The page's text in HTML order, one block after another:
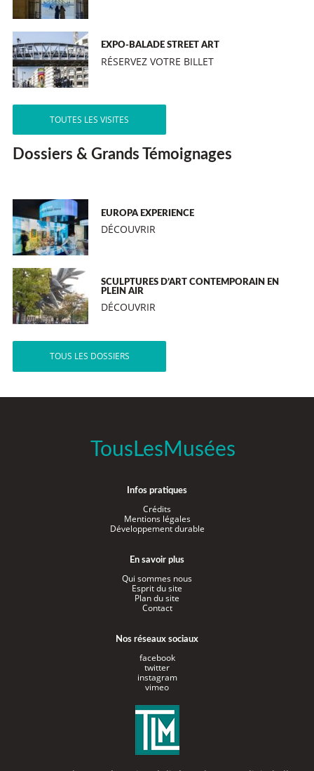
EXPO-BALADE STREET ART
RÉSERVEZ VOTRE BILLET
TOUTES LES VISITES
Dossiers & Grands Témoignages
EUROPA EXPERIENCE
DÉCOUVRIR
SCULPTURES D’ART CONTEMPORAIN EN
PLEIN AIR
DÉCOUVRIR
TOUS LES DOSSIERS
TousLesMusées
Infos pratiques
Crédits
Mentions légales
Développement durable
En savoir plus
Qui sommes nous
Esprit du site
Plan du site
Contact
Nos réseaux sociaux
facebook
twitter
instagram
vimeo